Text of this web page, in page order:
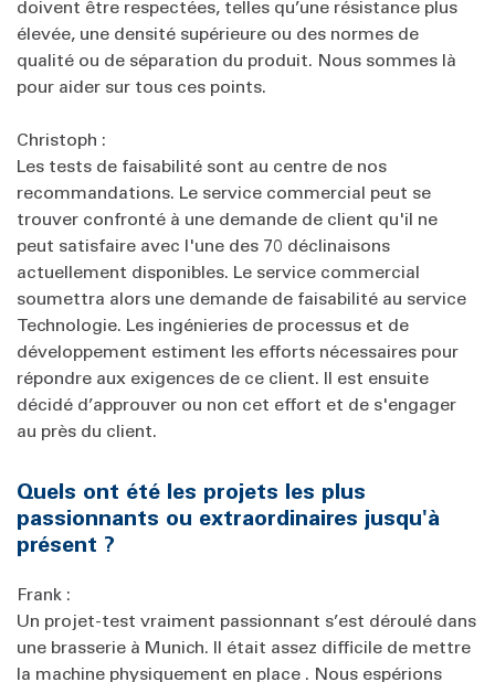
doivent être respectées, telles qu’une résistance plus
élevée, une densité supérieure ou des normes de
qualité ou de séparation du produit. Nous sommes là
pour aider sur tous ces points.
Christoph :
Les tests de faisabilité sont au centre de nos
recommandations. Le service commercial peut se
trouver confronté à une demande de client qu'il ne
peut satisfaire avec l'une des 70 déclinaisons
actuellement disponibles. Le service commercial
soumettra alors une demande de faisabilité au service
Technologie. Les ingénieries de processus et de
développement estiment les efforts nécessaires pour
répondre aux exigences de ce client. Il est ensuite
décidé d’approuver ou non cet effort et de s'engager
au près du client.
Quels ont été les projets les plus
passionnants ou extraordinaires jusqu'à
présent ?
Frank :
Un projet-test vraiment passionnant s’est déroulé dans
une brasserie à Munich. Il était assez difficile de mettre
la machine physiquement en place . Nous espérions